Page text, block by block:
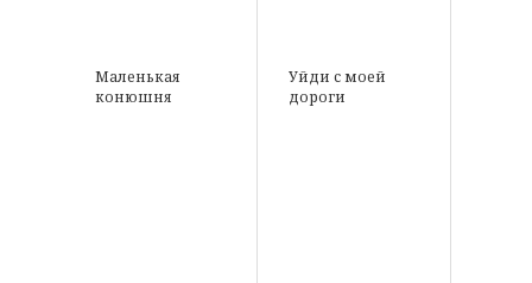
Маленькая
конюшня
Уйди с моей
дороги